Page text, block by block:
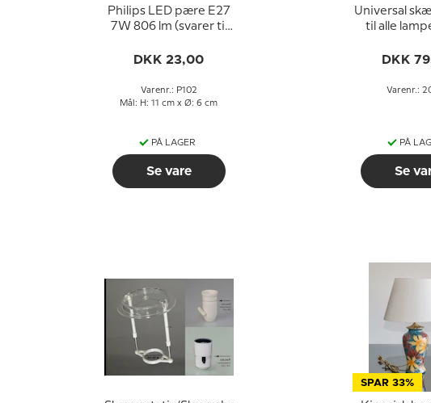
Philips LED pære E27
7W 806 lm (svarer til
Lys 2700k (15000
DKK 23,00
Varenr.: P102
Mål: H: 11 cm x Ø: 6 cm
PÅ LAGER
Se vare
Universal
til alle
fatningerer
DKK
Varenr.:
PÅ
Se
SPAR 33%